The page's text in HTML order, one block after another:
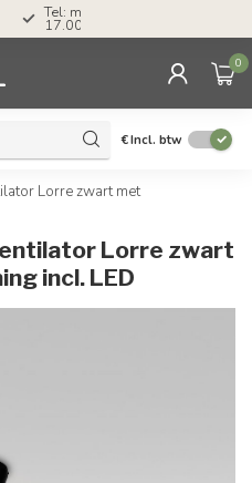
za tot
0
€Incl. btw
Lorre zwart met
Lorre zwart
incl. LED